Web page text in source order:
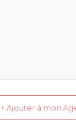
+ Ajouter à mon